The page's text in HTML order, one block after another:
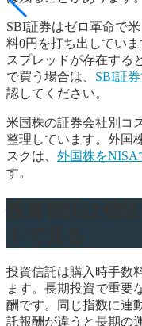
SBI証券はゼロ革命で
料0円を打ち出してい
スプレッドが存在する
で買う場合は、 SBI証
認してください。
米国株の証券会社別コ
整理しています。外国
スクは、 外国株をNISA
す。
投資信託は購入時手数
ます。長期投資で重要
酬です。同じ指数に連
託報酬が違うと長期の